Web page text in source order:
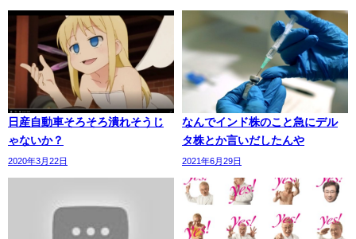
日産自動車そろそろ潰れそうじ
ゃないか？
2020年3月22日
なんでインド株のこと急にデル
タ株とか言いだしたんや
2021年6月29日